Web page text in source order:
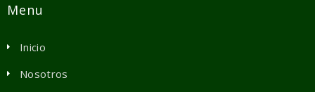
Menu
Inicio
Nosotros